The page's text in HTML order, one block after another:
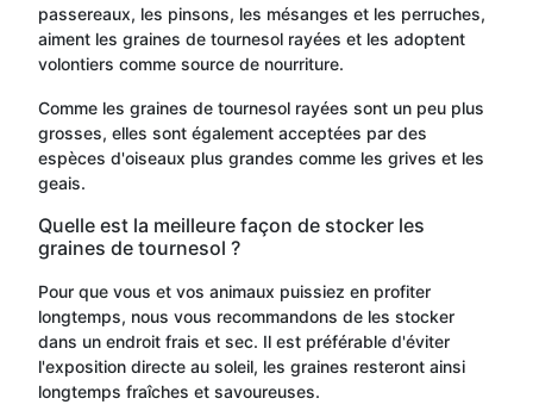
passereaux, les pinsons, les mésanges et les perruches,
aiment les graines de tournesol rayées et les adoptent
volontiers comme source de nourriture.
Comme les graines de tournesol rayées sont un peu plus
grosses, elles sont également acceptées par des
espèces d'oiseaux plus grandes comme les grives et les
geais.
Quelle est la meilleure façon de stocker les
graines de tournesol ?
Pour que vous et vos animaux puissiez en profiter
longtemps, nous vous recommandons de les stocker
dans un endroit frais et sec. Il est préférable d'éviter
l'exposition directe au soleil, les graines resteront ainsi
longtemps fraîches et savoureuses.